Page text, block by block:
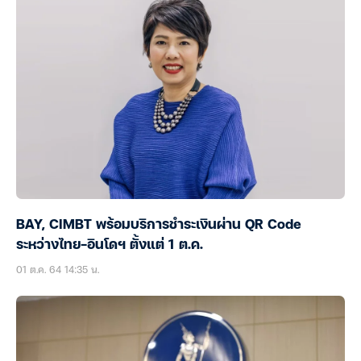
BAY, CIMBT พร้อมบริการชำระเงินผ่าน QR Code
ระหว่างไทย-อินโดฯ ตั้งแต่ 1 ต.ค.
01 ต.ค. 64 14:35 น.